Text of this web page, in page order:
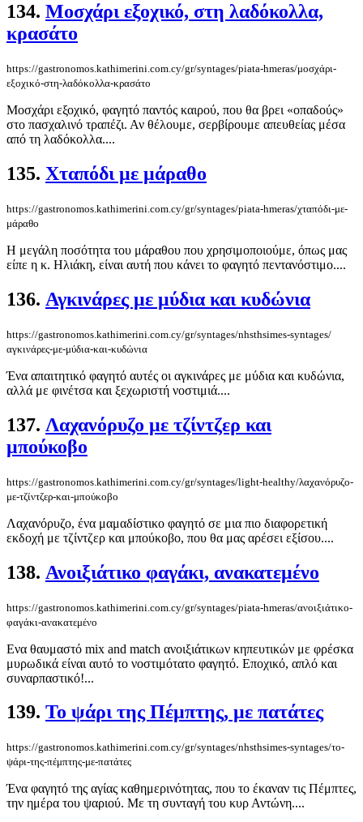
134. Μοσχάρι εξοχικό, στη λαδόκολλα,
κρασάτο
https://gastronomos.kathimerini.com.cy/gr/syntages/piata-hmeras/μοσχάρι-
εξοχικό-στη-λαδόκολλα-κρασάτο
Μοσχάρι εξοχικό, φαγητό παντός καιρού, που θα βρει «οπαδούς»
στο πασχαλινό τραπέζι. Αν θέλουμε, σερβίρουμε απευθείας μέσα
από τη λαδόκολλα....
135. Χταπόδι με μάραθο
https://gastronomos.kathimerini.com.cy/gr/syntages/piata-hmeras/χταπόδι-με-
μάραθο
Η μεγάλη ποσότητα του μάραθου που χρησιμοποιούμε, όπως μας
είπε η κ. Ηλιάκη, είναι αυτή που κάνει το φαγητό πεντανόστιμο....
136. Αγκινάρες με μύδια και κυδώνια
https://gastronomos.kathimerini.com.cy/gr/syntages/nhsthsimes-syntages/
αγκινάρες-με-μύδια-και-κυδώνια
Ένα απαιτητικό φαγητό αυτές οι αγκινάρες με μύδια και κυδώνια,
αλλά με φινέτσα και ξεχωριστή νοστιμιά....
137. Λαχανόρυζο με τζίντζερ και
μπούκοβο
https://gastronomos.kathimerini.com.cy/gr/syntages/light-healthy/λαχανόρυζο-
με-τζίντζερ-και-μπούκοβο
Λαχανόρυζο, ένα μαμαδίστικο φαγητό σε μια πιο διαφορετική
εκδοχή με τζίντζερ και μπούκοβο, που θα μας αρέσει εξίσου....
138. Ανοιξιάτικο φαγάκι, ανακατεμένο
https://gastronomos.kathimerini.com.cy/gr/syntages/piata-hmeras/ανοιξιάτικο-
φαγάκι-ανακατεμένο
Ενα θαυμαστό mix and match ανοιξιάτικων κηπευτικών με φρέσκα
μυρωδικά είναι αυτό το νοστιμότατο φαγητό. Εποχικό, απλό και
συναρπαστικό!...
139. Το ψάρι της Πέμπτης, με πατάτες
https://gastronomos.kathimerini.com.cy/gr/syntages/nhsthsimes-syntages/το-
ψάρι-της-πέμπτης-με-πατάτες
Ένα φαγητό της αγίας καθημερινότητας, που το έκαναν τις Πέμπτες,
την ημέρα του ψαριού. Με τη συνταγή του κυρ Αντώνη....